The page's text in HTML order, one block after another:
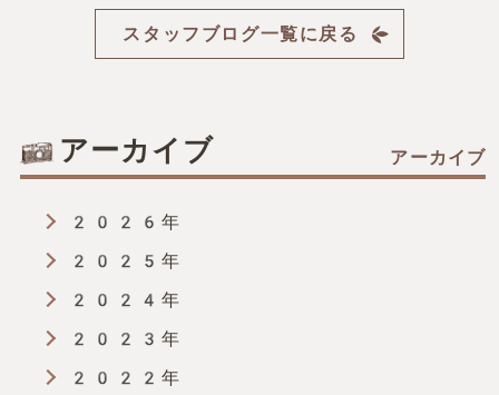
の
リ
ン
ク
スタッフブログ一覧に戻る
アーカイブ
2026年
2025年
2024年
2023年
2022年